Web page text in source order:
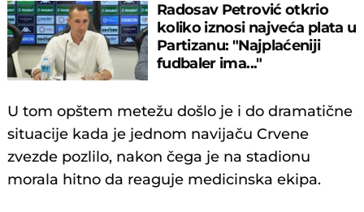
Radosav Petrović otkrio
koliko iznosi najveća plata u
Partizanu: "Najplaćeniji
fudbaler ima..."
U tom opštem metežu došlo je i do dramatične
situacije kada je jednom navijaču Crvene
zvezde pozlilo, nakon čega je na stadionu
morala hitno da reaguje medicinska ekipa.